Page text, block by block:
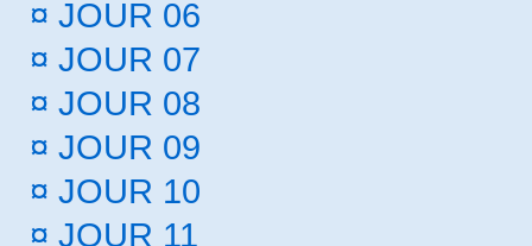
¤ JOUR 06
¤ JOUR 07
¤ JOUR 08
¤ JOUR 09
¤ JOUR 10
¤ JOUR 11